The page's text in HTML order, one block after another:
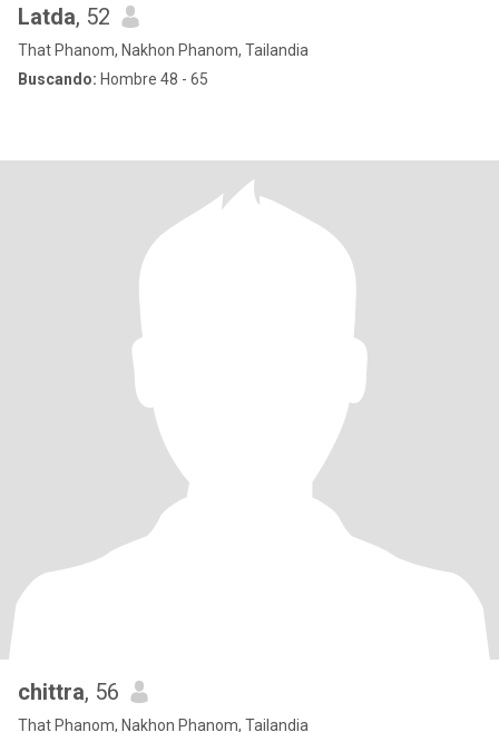
Latda, 52
That Phanom, Nakhon Phanom, Tailandia
Buscando: Hombre 48 - 65
chittra, 56
That Phanom, Nakhon Phanom, Tailandia